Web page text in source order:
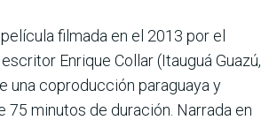
película filmada en el 2013 por el
Enrique Collar (Itauguá Guazú,
una coproducción paraguaya y
75 minutos de duración. Narrada en